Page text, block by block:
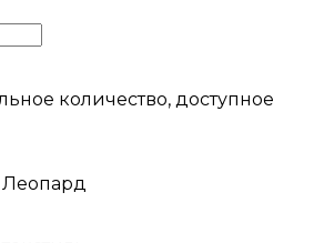
количество, доступное
Леопард